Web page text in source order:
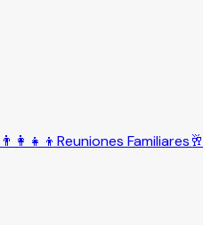
👨‍👩‍👧‍👦 Reuniones Familiares🥂